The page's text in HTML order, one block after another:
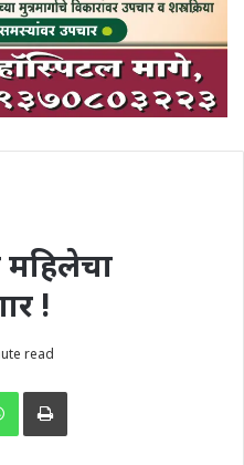
महिलेचा
!
read
Print